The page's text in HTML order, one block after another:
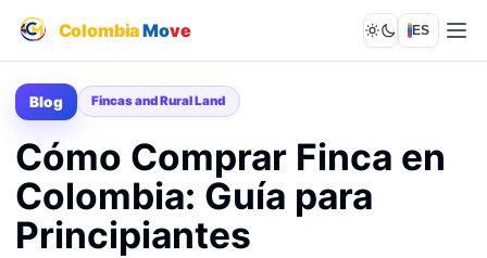
ColombiaMove Lights out
ES
Blog Fincas and Rural Land
Cómo Comprar Finca en
Colombia: Guía para
Principiantes